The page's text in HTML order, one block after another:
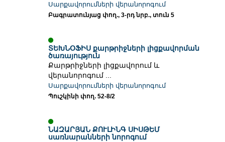
Սարքավորումների վերանորոգում
Բագրատունյաց փող., 3-րդ նրբ., տուն 5
ՏԵԽՆՕՖԻՍ քարթրիջների լիցքավորման
ծառայություն
Քարթրիջների լիցքավորում և
վերանորոգում ...
Սարքավորումների վերանորոգում
Պուշկինի փող. 52-8/2
ՆԱԶԱՐՅԱՆ ՔՈՒԼԻՆԳ ՍԻՍԹԵՄ
սառնարանների նորոգում